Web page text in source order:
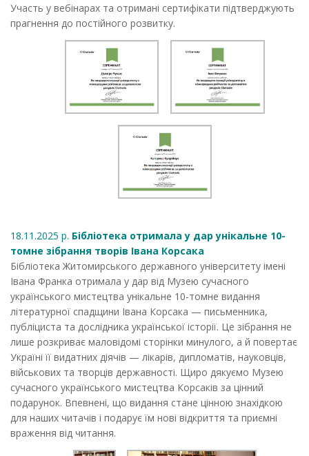
Участь у вебінарах та отримані сертифікати підтверджують
прагнення до постійного розвитку.
18.11.2025 р. Бібліотека отримала у дар унікальне 10-
томне зібрання творів Івана Корсака
Бібліотека Житомирського державного університету імені
Івана Франка отримала у дар від Музею сучасного
українського мистецтва унікальне 10-томне видання
літературної спадщини Івана Корсака — письменника,
публіциста та дослідника української історії. Це зібрання не
лише розкриває маловідомі сторінки минулого, а й повертає
Україні її видатних діячів — лікарів, дипломатів, науковців,
військових та творців державності. Щиро дякуємо Музею
сучасного українського мистецтва Корсаків за цінний
подарунок. Впевнені, що видання стане цінною знахідкою
для наших читачів і подарує їм нові відкриття та приємні
враження від читання.